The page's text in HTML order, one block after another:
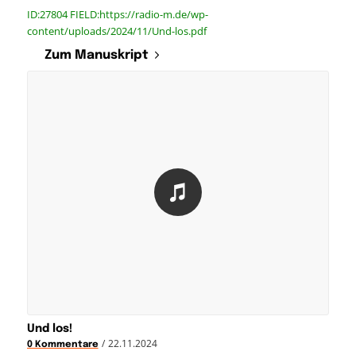
ID:27804 FIELD:https://radio-m.de/wp-
content/uploads/2024/11/Und-los.pdf
Zum Manuskript
Und los!
0 Kommentare / 22.11.2024